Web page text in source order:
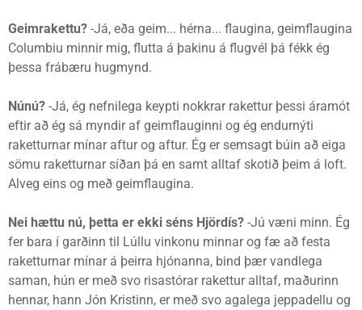
Geimrakettu? -Já, eða geim... hérna... flaugina, geimflaugina
Columbiu minnir mig, flutta á þakinu á flugvél þá fékk ég
þessa frábæru hugmynd.
Núnú? -Já, ég nefnilega keypti nokkrar rakettur þessi áramót
eftir að ég sá myndir af geimflauginni og ég endurnýti
raketturnar mínar aftur og aftur. Ég er semsagt búin að eiga
sömu raketturnar síðan þá en samt alltaf skotið þeim á loft.
Alveg eins og með geimflaugina.
Nei hættu nú, þetta er ekki séns Hjördís? -Jú væni minn. Ég
fer bara í garðinn til Lúllu vinkonu minnar og fæ að festa
raketturnar mínar á þeirra hjónanna, bind þær vandlega
saman, hún er með svo risastórar rakettur alltaf, maðurinn
hennar, hann Jón Kristinn, er með svo agalega jeppadellu og